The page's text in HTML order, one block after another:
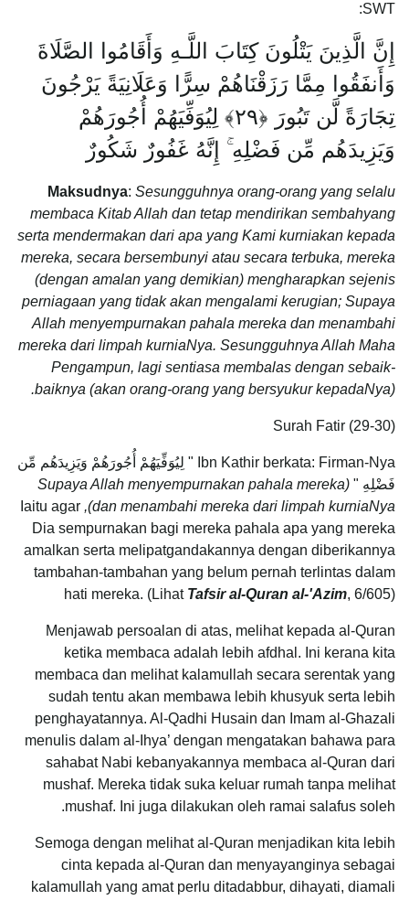
SWT:
إِنَّ الَّذِينَ يَتْلُونَ كِتَابَ اللَّـهِ وَأَقَامُوا الصَّلَاةَ
وَأَنفَقُوا مِمَّا رَزَقْنَاهُمْ سِرًّا وَعَلَانِيَةً يَرْجُونَ
تِجَارَةً لَّن تَبُورَ ﴿٢٩﴾ لِيُوَفِّيَهُمْ أُجُورَهُمْ
وَيَزِيدَهُم مِّن فَضْلِهِ ۚ إِنَّهُ غَفُورٌ شَكُورٌ
Maksudnya: Sesungguhnya orang-orang yang selalu
membaca Kitab Allah dan tetap mendirikan sembahyang
serta mendermakan dari apa yang Kami kurniakan kepada
mereka, secara bersembunyi atau secara terbuka, mereka
(dengan amalan yang demikian) mengharapkan sejenis
perniagaan yang tidak akan mengalami kerugian; Supaya
Allah menyempurnakan pahala mereka dan menambahi
mereka dari limpah kurniaNya. Sesungguhnya Allah Maha
Pengampun, lagi sentiasa membalas dengan sebaik-
baiknya (akan orang-orang yang bersyukur kepadaNya).
Surah Fatir (29-30)
Ibn Kathir berkata: Firman-Nya " لِيُوَفِّيَهُمْ أُجُورَهُمْ وَيَزِيدَهُم مِّن
فَضْلِهِ " (Supaya Allah menyempurnakan pahala mereka
dan menambahi mereka dari limpah kurniaNya),
Iaitu agar
Dia sempurnakan bagi mereka pahala apa yang mereka
amalkan serta melipatgandakannya dengan diberikannya
tambahan-tambahan yang belum pernah terlintas dalam
hati mereka. (Lihat Tafsir al-Quran al-'Azim, 6/605)
Menjawab persoalan di atas, melihat kepada al-Quran
ketika membaca adalah lebih afdhal. Ini kerana kita
membaca dan melihat kalamullah secara serentak yang
sudah tentu akan membawa lebih khusyuk serta lebih
penghayatannya. Al-Qadhi Husain dan Imam al-Ghazali
menulis dalam al-Ihya’ dengan mengatakan bahawa para
sahabat Nabi kebanyakannya membaca al-Quran dari
mushaf. Mereka tidak suka keluar rumah tanpa melihat
mushaf. Ini juga dilakukan oleh ramai salafus soleh.
Semoga dengan melihat al-Quran menjadikan kita lebih
cinta kepada al-Quran dan menyayanginya sebagai
kalamullah yang amat perlu ditadabbur, dihayati, diamali